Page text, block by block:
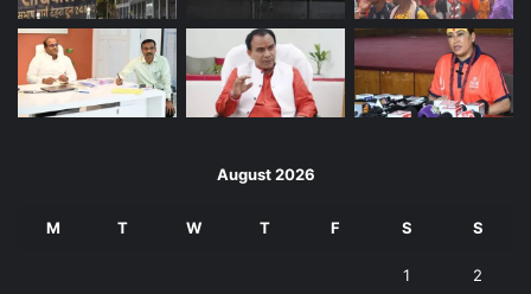
August 2026
M T W T F S S
1 2